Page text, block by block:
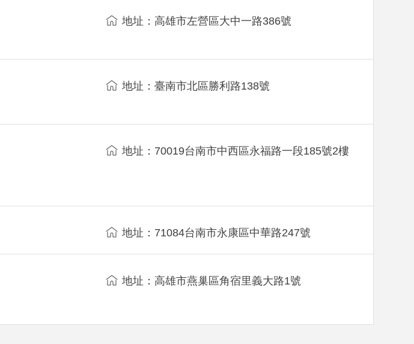
地址：高雄市左營區大中一路386號
地址：臺南市北區勝利路138號
地址：70019台南市中西區永福路一段185號2樓
地址：71084台南市永康區中華路247號
地址：高雄市燕巢區角宿里義大路1號